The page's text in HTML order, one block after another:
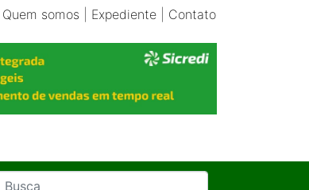
Quem somos Expediente| Contato